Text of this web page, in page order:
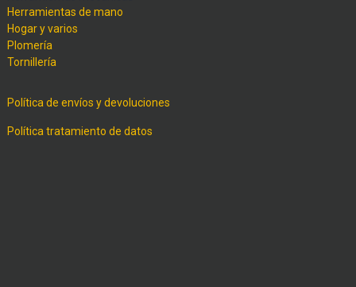
Herramientas de mano
Hogar y varios
Plomería
Tornillería
Política de envíos y devoluciones
Política tratamiento de datos